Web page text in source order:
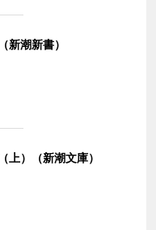
新潮新書）
上）（新潮文庫）